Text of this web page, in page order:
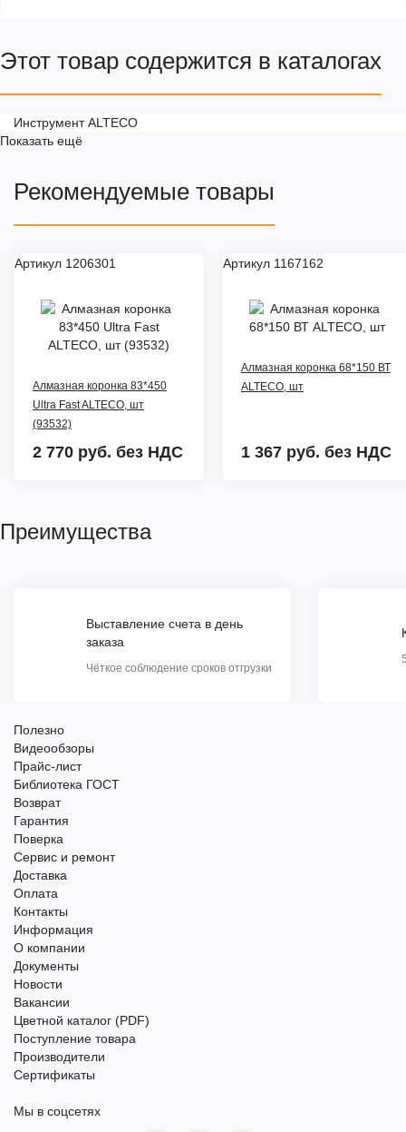
Этот товар содержится в каталогах
Инструмент ALTECO
Показать ещё
Рекомендуемые товары
Артикул 1206301
Алмазная коронка 83*450
Ultra Fast ALTECO, шт
(93532)
2 770 руб. без НДС
Артикул 1167162
Алмазная коронка 68*150 ВТ
ALTECO, шт
1 367 руб. без НДС
Преимущества
Выставление счета в день
заказа
Чёткое соблюдение сроков отгрузки
Полезно
Видеообзоры
Прайс-лист
Библиотека ГОСТ
Возврат
Гарантия
Поверка
Сервис и ремонт
Доставка
Оплата
Контакты
Информация
О компании
Документы
Новости
Вакансии
Цветной каталог (PDF)
Поступление товара
Производители
Сертификаты
Мы в соцсетях